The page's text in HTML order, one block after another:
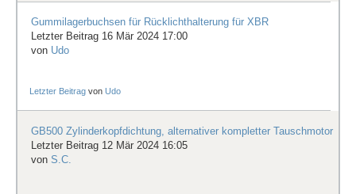
Gummilagerbuchsen für Rücklichthalterung für XBR
Letzter Beitrag 16 Mär 2024 17:00
von Udo
Letzter Beitrag vonUdo
GB500 Zylinderkopfdichtung, alternativer kompletter Tauschmotor
Letzter Beitrag 12 Mär 2024 16:05
von S.C.